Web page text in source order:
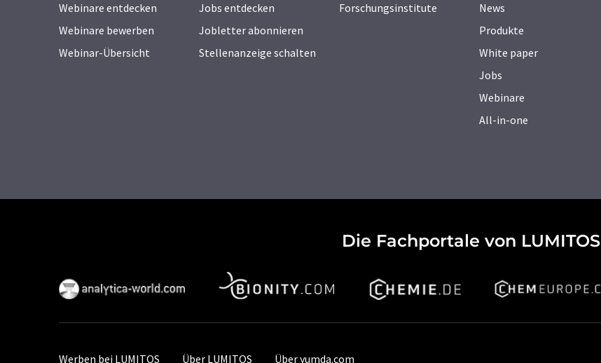
Webinare entdecken
Webinare bewerben
Webinar-Übersicht
Jobs entdecken
Jobletter abonnieren
Stellenanzeige schalten
Forschungsinstitute
News
Produkte
White paper
Jobs
Webinare
All-in-one
Die Fachportale von LUMITOS
Werben bei LUMITOS Über LUMITOS Über yumda.com